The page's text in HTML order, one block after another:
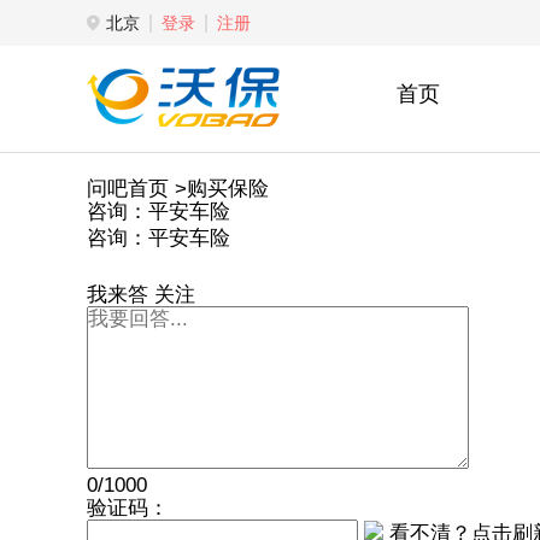
北京 登录 注册
首页
问吧首页 >购买保险
咨询：平安车险
咨询：平安车险
我来答 关注
0/1000
验证码：
看不清？点击刷